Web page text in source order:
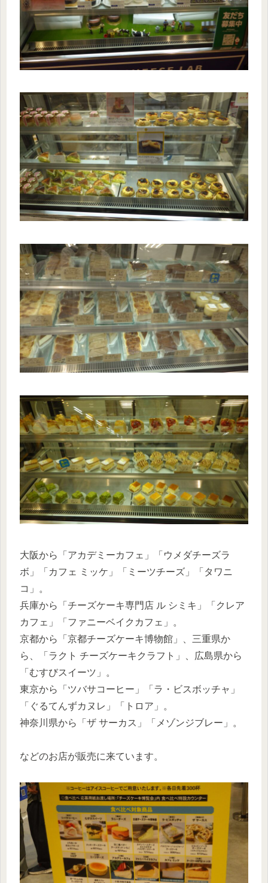
大阪から「アカデミーカフェ」「ウメダチーズラ
ボ」「カフェ ミッケ」「ミーツチーズ」「タワニ
コ」。
兵庫から「チーズケーキ専門店 ル シミキ」「クレア
カフェ」「ファニーベイクカフェ」。
京都から「京都チーズケーキ博物館」、三重県か
ら、「ラクト チーズケーキクラフト」、広島県から
「むすびスイーツ」。
東京から「ツバサコーヒー」「ラ・ビスボッチャ」
「ぐるてんずカヌレ」「トロア」。
神奈川県から「ザ サーカス」「メゾンジブレー」。
などのお店が販売に来ています。